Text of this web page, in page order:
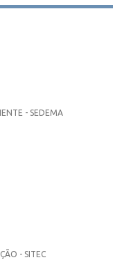
- SEDEMA
- SITEC